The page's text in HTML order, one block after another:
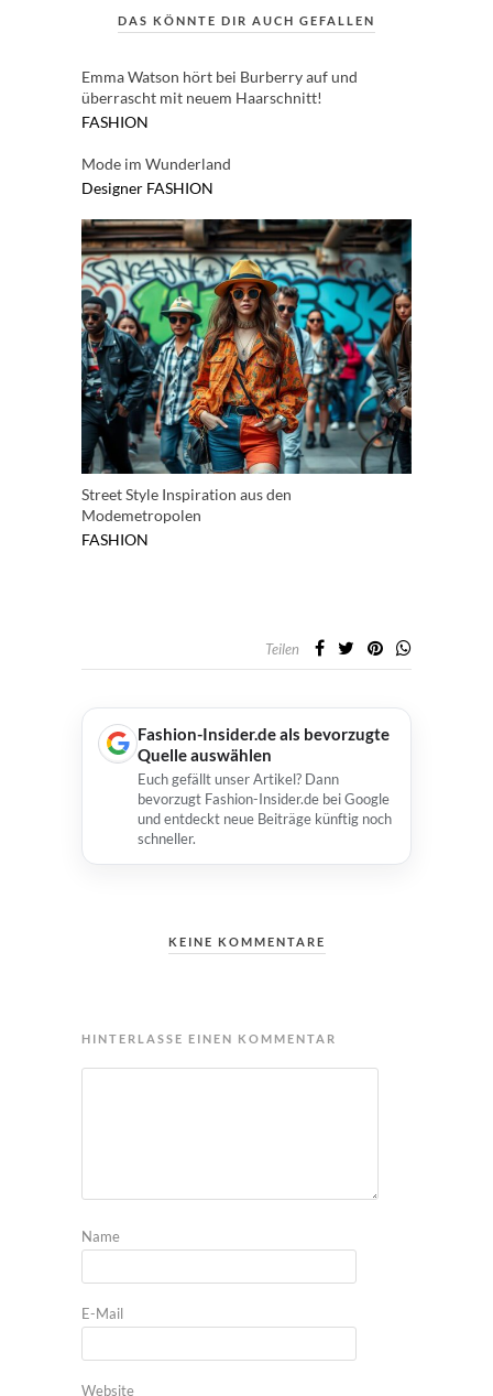
DAS KÖNNTE DIR AUCH GEFALLEN
Emma Watson hört bei Burberry auf und
überrascht mit neuem Haarschnitt!
FASHION
Mode im Wunderland
Designer FASHION
Street Style Inspiration aus den
Modemetropolen
FASHION
Teilen
Fashion-Insider.de als bevorzugte
Quelle auswählen
Euch gefällt unser Artikel? Dann
bevorzugt Fashion-Insider.de bei Google
und entdeckt neue Beiträge künftig noch
schneller.
KEINE KOMMENTARE
HINTERLASSE EINEN KOMMENTAR
Name
E-Mail
Website